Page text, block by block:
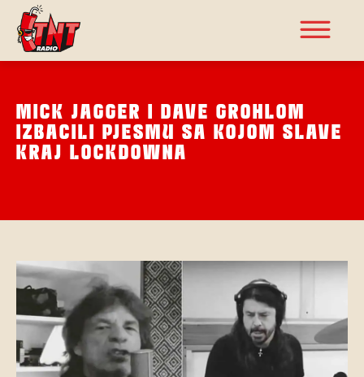
MICK JAGGER I DAVE GROHLOM
IZBACILI PJESMU SA KOJOM SLAVE
KRAJ LOCKDOWNA